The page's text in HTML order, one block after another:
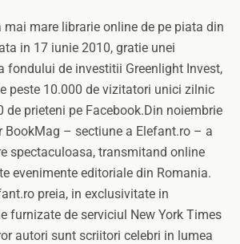
mai mare librarie online de pe piata din
in 17 iunie 2010, gratie unei
fondului de investitii Greenlight Invest,
peste 10.000 de vizitatori unici zilnic
de prieteni pe Facebook.Din noiembrie
BookMag – sectiune a Elefant.ro – a
spectaculoasa, transmitand online
evenimente editoriale din Romania.
preia, in exclusivitate in
furnizate de serviciul New York Times
autori sunt scriitori celebri in lumea